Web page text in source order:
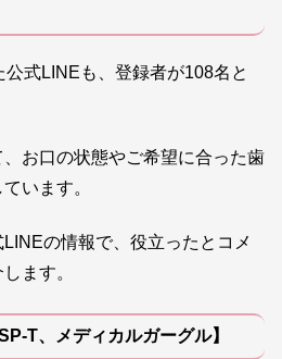
式LINEも、登録者が108名と
お口の状態やご希望に合った歯
います。
の情報で、役立ったとコメ
ます。
T、メディカルガーグル】